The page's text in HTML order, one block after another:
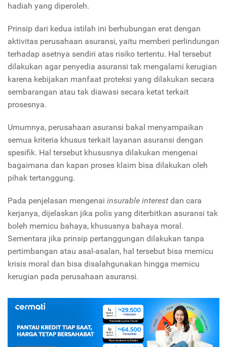
hadiah yang diperoleh.
Prinsip dari kedua istilah ini berhubungan erat dengan
aktivitas perusahaan asuransi, yaitu memberi perlindungan
terhadap asetnya sendiri atas risiko tertentu. Hal tersebut
dilakukan agar penyedia asuransi tak mengalami kerugian
karena kebijakan manfaat proteksi yang dilakukan secara
sembarangan atau tak diawasi secara ketat terkait
prosesnya.
Umumnya, perusahaan asuransi bakal menyampaikan
semua kriteria khusus terkait layanan asuransi dengan
spesifik. Hal tersebut khususnya dilakukan mengenai
bagaimana dan kapan proses klaim bisa dilakukan oleh
pihak tertanggung.
Pada penjelasan mengenai insurable interest dan cara
kerjanya, dijelaskan jika polis yang diterbitkan asuransi tak
boleh memicu bahaya, khususnya bahaya moral.
Sementara jika prinsip pertanggungan dilakukan tanpa
pertimbangan atau asal-asalan, hal tersebut bisa memicu
krisis moral dan bisa disalahgunakan hingga memicu
kerugian pada perusahaan asuransi.